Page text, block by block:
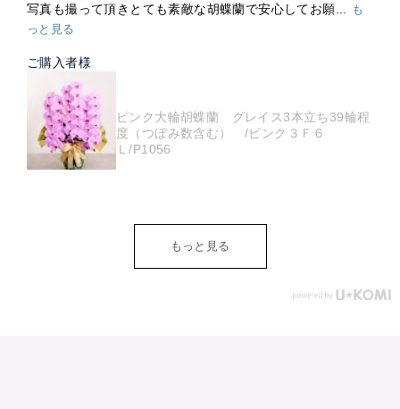
写真も撮って頂きとても素敵な胡蝶蘭で安心してお願... も
っと見る
ご購入者様
ピンク大輪胡蝶蘭 グレイス3本立ち39輪程
度（つぼみ数含む） /ピンク３Ｆ６
Ｌ/P1056
もっと見る